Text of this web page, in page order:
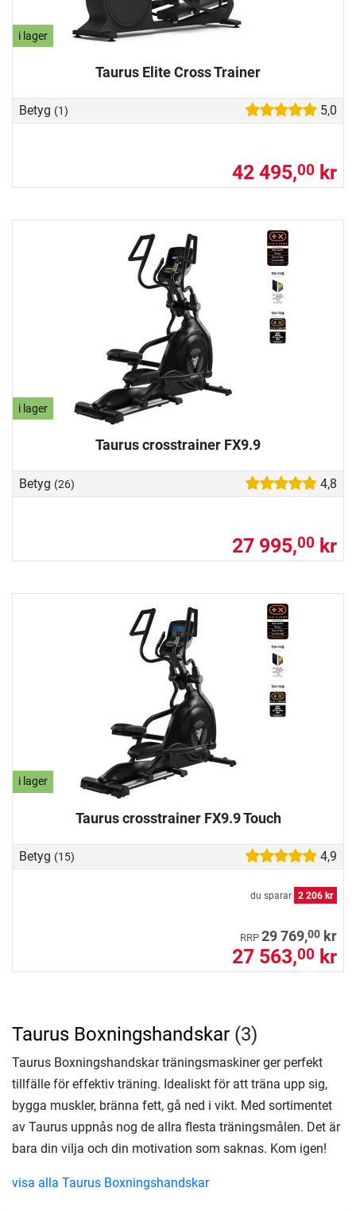
i lager
Taurus Elite Cross Trainer
Betyg (1) 5,0
42 495,00 kr
i lager
Taurus crosstrainer FX9.9
Betyg (26) 4,8
27 995,00 kr
i lager
Taurus crosstrainer FX9.9 Touch
Betyg (15) 4,9
du sparar 2 206 kr
RRP 29 769,00 kr
27 563,00 kr
Taurus Boxningshandskar (3)
Taurus Boxningshandskar träningsmaskiner ger perfekt
tillfälle för effektiv träning. Idealiskt för att träna upp sig,
bygga muskler, bränna fett, gå ned i vikt. Med sortimentet
av Taurus uppnås nog de allra flesta träningsmålen. Det är
bara din vilja och din motivation som saknas. Kom igen!
visa alla Taurus Boxningshandskar